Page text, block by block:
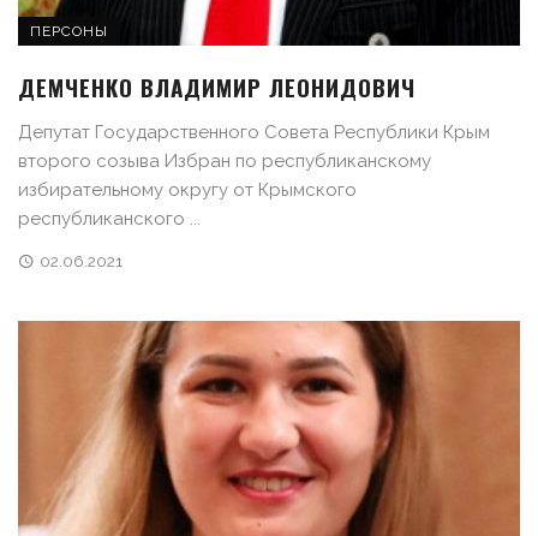
ПЕРСОНЫ
ДЕМЧЕНКО ВЛАДИМИР ЛЕОНИДОВИЧ
Депутат Государственного Совета Республики Крым
второго созыва Избран по республиканскому
избирательному округу от Крымского
республиканского ...
02.06.2021